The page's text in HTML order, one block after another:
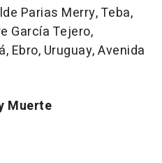
Parias Merry, Teba,
García Tejero,
Ebro, Uruguay, Avenida
Muerte